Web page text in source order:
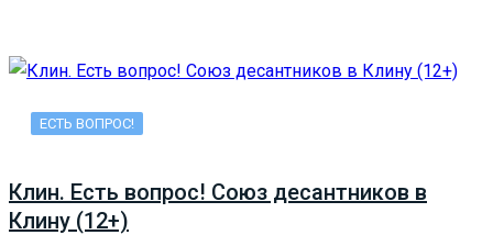
ЕСТЬ ВОПРОС!
Клин. Есть вопрос! Союз десантников в
Клину (12+)